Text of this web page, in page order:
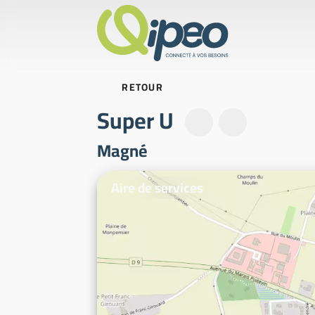
RETOUR
Super U
Magné
Photos d'illustration
Aire de services